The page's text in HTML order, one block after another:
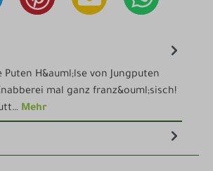
Puten H&auml;lse von Jungputen
mal ganz franz&ouml;sisch!
Mehr